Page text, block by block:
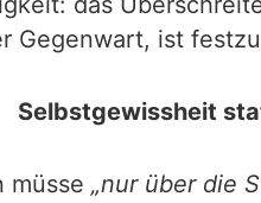
Gegenwart, ist
Selbstgewissheit
müsse „nur über die